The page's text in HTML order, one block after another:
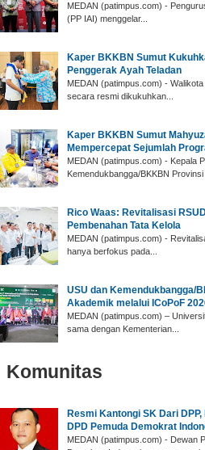
MEDAN (patimpus.com) -
(PP IAI) menggelar...
Kaper BKKBN Sumut
Penggerak Ayah Teladan
MEDAN (patimpus.com) -
secara resmi dikukuhkan...
Kaper BKKBN Sumut
Mempercepat Sejumlah
MEDAN (patimpus.com) - Kepala
Kemendukbangga/BKKBN Provinsi
Rico Waas: Revitalisasi
Pembenahan Tata Kelola
MEDAN (patimpus.com) -
hanya berfokus pada...
USU dan Kemendukbangga/
Akademik melalui ICoPoF
MEDAN (patimpus.com) –
sama dengan Kementerian...
Komunitas
‎Resmi Kantongi SK Dari
DPD Pemuda Demokrat
‎MEDAN (patimpus.com) - Dewan